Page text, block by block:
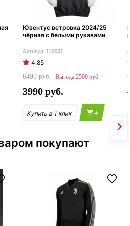
Ювентус ветровка 2024/25
чёрная с белыми рукавами
119621
4.85
6490
2500
3990
+
покупают